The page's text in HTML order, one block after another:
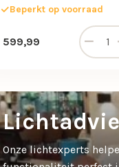
smoke glas
Beperkt op voorraad
599,99
7-
Onze lichtexperts